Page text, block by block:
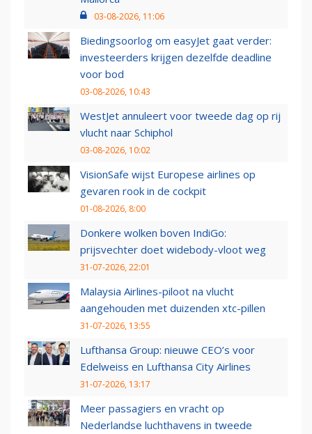
03-08-2026, 11:06
Biedingsoorlog om easyJet gaat verder:
investeerders krijgen dezelfde deadline
voor bod
03-08-2026, 10:43
WestJet annuleert voor tweede dag op rij
vlucht naar Schiphol
03-08-2026, 10:02
VisionSafe wijst Europese airlines op
gevaren rook in de cockpit
01-08-2026, 8:00
Donkere wolken boven IndiGo:
prijsvechter doet widebody-vloot weg
31-07-2026, 22:01
Malaysia Airlines-piloot na vlucht
aangehouden met duizenden xtc-pillen
31-07-2026, 13:55
Lufthansa Group: nieuwe CEO’s voor
Edelweiss en Lufthansa City Airlines
31-07-2026, 13:17
Meer passagiers en vracht op
Nederlandse luchthavens in tweede